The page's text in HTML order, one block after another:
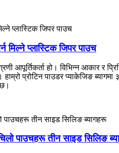
मिल्ने प्लास्टिक जिपर पाउच
आपूर्तिकर्ता हो। विभिन्न आकार र
प्रोटिन पाउडर प्याकेजिङ
पाउचहरू तीन साइड सिलिङ